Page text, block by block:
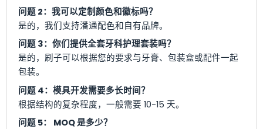
问题 2：我可以定制颜色和徽标吗？
是的，我们支持潘通配色和自有品牌。
问题 3：你们提供全套牙科护理套装吗？
是的，刷子可以根据您的要求与牙膏、包装盒或配件一起
包装。
问题 4：模具开发需要多长时间？
根据结构的复杂程度，一般需要 10-15 天。
问题 5： MOQ 是多少？